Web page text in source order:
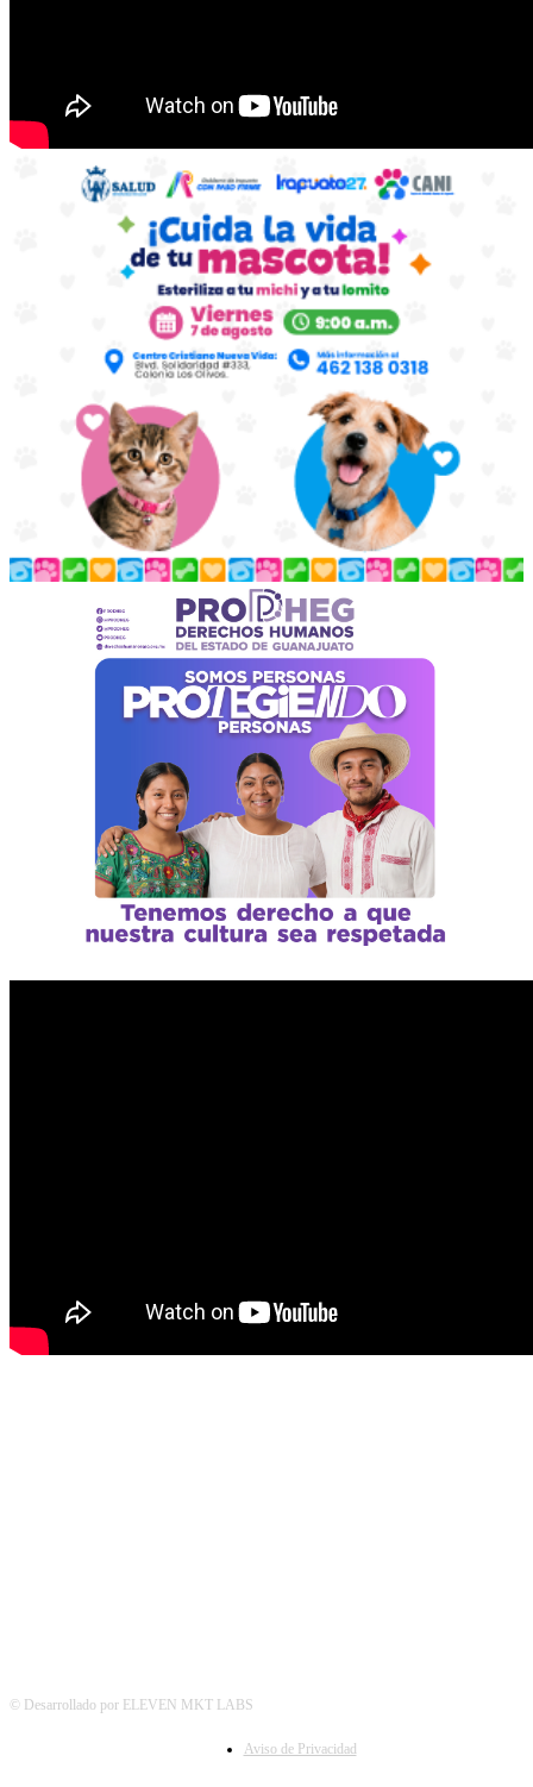
© Desarrollado por ELEVEN MKT LABS
Aviso de Privacidad